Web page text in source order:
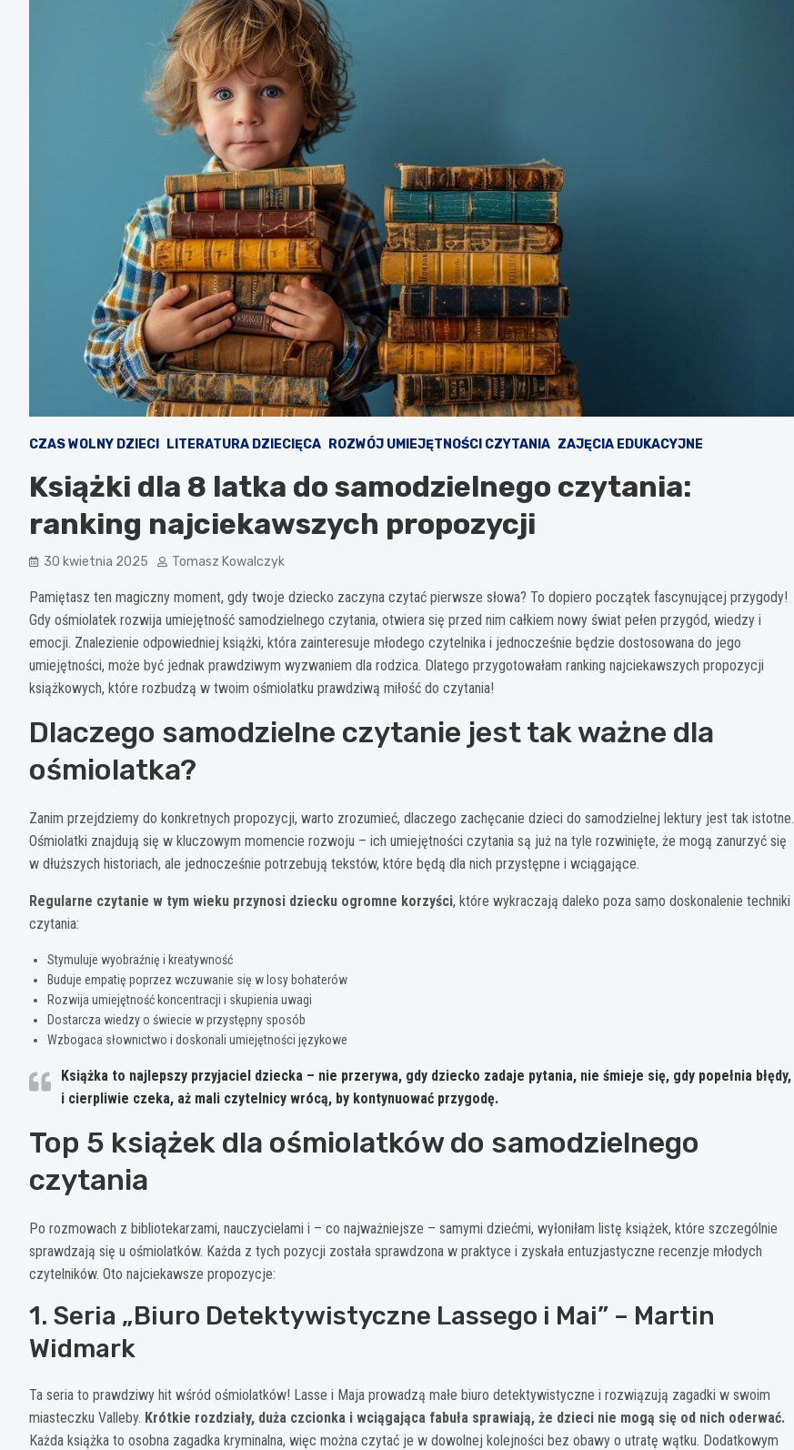
CZAS WOLNY DZIECI LITERATURA DZIECIĘCA ROZWÓJ UMIEJĘTNOŚCI CZYTANIA ZAJĘCIA EDUKACYJNE
Książki dla 8 latka do samodzielnego czytania:
ranking najciekawszych propozycji
30 kwietnia 2025 Tomasz Kowalczyk
Pamiętasz ten magiczny moment, gdy twoje dziecko zaczyna czytać pierwsze słowa? To dopiero początek fascynującej przygody!
Gdy ośmiolatek rozwija umiejętność samodzielnego czytania, otwiera się przed nim całkiem nowy świat pełen przygód, wiedzy i
emocji. Znalezienie odpowiedniej książki, która zainteresuje młodego czytelnika i jednocześnie będzie dostosowana do jego
umiejętności, może być jednak prawdziwym wyzwaniem dla rodzica. Dlatego przygotowałam ranking najciekawszych propozycji
książkowych, które rozbudzą w twoim ośmiolatku prawdziwą miłość do czytania!
Dlaczego samodzielne czytanie jest tak ważne dla
ośmiolatka?
Zanim przejdziemy do konkretnych propozycji, warto zrozumieć, dlaczego zachęcanie dzieci do samodzielnej lektury jest tak istotne.
Ośmiolatki znajdują się w kluczowym momencie rozwoju – ich umiejętności czytania są już na tyle rozwinięte, że mogą zanurzyć się
w dłuższych historiach, ale jednocześnie potrzebują tekstów, które będą dla nich przystępne i wciągające.
Regularne czytanie w tym wieku przynosi dziecku ogromne korzyści, które wykraczają daleko poza samo doskonalenie techniki
czytania:
Stymuluje wyobraźnię i kreatywność
Buduje empatię poprzez wczuwanie się w losy bohaterów
Rozwija umiejętność koncentracji i skupienia uwagi
Dostarcza wiedzy o świecie w przystępny sposób
Wzbogaca słownictwo i doskonali umiejętności językowe
Książka to najlepszy przyjaciel dziecka – nie przerywa, gdy dziecko zadaje pytania, nie śmieje się, gdy popełnia błędy,
i cierpliwie czeka, aż mali czytelnicy wrócą, by kontynuować przygodę.
Top 5 książek dla ośmiolatków do samodzielnego
czytania
Po rozmowach z bibliotekarzami, nauczycielami i – co najważniejsze – samymi dziećmi, wyłoniłam listę książek, które szczególnie
sprawdzają się u ośmiolatków. Każda z tych pozycji została sprawdzona w praktyce i zyskała entuzjastyczne recenzje młodych
czytelników. Oto najciekawsze propozycje:
1. Seria „Biuro Detektywistyczne Lassego i Mai” – Martin
Widmark
Ta seria to prawdziwy hit wśród ośmiolatków! Lasse i Maja prowadzą małe biuro detektywistyczne i rozwiązują zagadki w swoim
miasteczku Valleby. Krótkie rozdziały, duża czcionka i wciągająca fabuła sprawiają, że dzieci nie mogą się od nich oderwać.
Każda książka to osobna zagadka kryminalna, więc można czytać je w dowolnej kolejności bez obawy o utratę wątku. Dodatkowym